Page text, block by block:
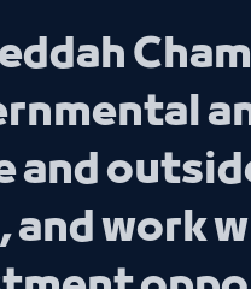
and
and work